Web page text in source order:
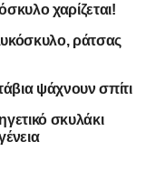
χαρίζεται!
ράτσας
ψάχνουν σπίτι
σκυλάκι